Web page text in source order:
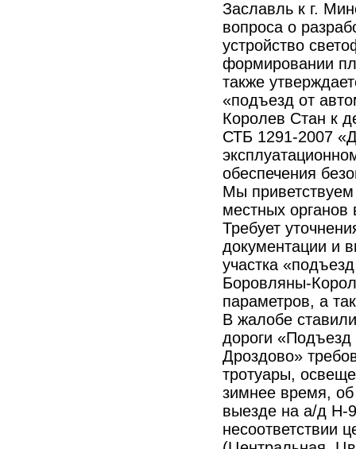
Заславль к г.
вопроса о
устройство
формировании
также
«подъезд от
Королев Стан к
СТБ 1291-2007
обеспечения
Мы
местных органов
Требует
документации и
участка
Боровляны-
параметров, а
В жалобе
дороги
Дроздово»
тротуары,
зимнее время, об
выезде на а/д Н-
несоответствии